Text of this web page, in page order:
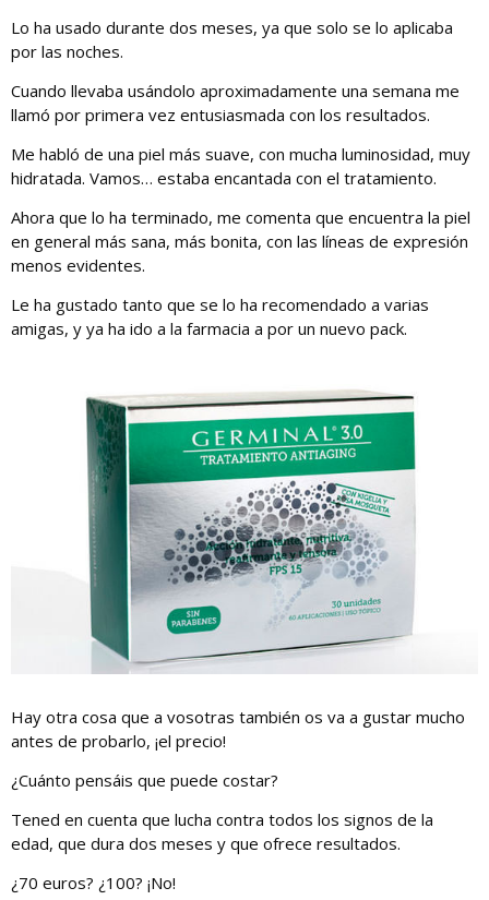
Lo ha usado durante dos meses, ya que solo se lo aplicaba
por las noches.
Cuando llevaba usándolo aproximadamente una semana me
llamó por primera vez entusiasmada con los resultados.
Me habló de una piel más suave, con mucha luminosidad, muy
hidratada. Vamos… estaba encantada con el tratamiento.
Ahora que lo ha terminado, me comenta que encuentra la piel
en general más sana, más bonita, con las líneas de expresión
menos evidentes.
Le ha gustado tanto que se lo ha recomendado a varias
amigas, y ya ha ido a la farmacia a por un nuevo pack.
Hay otra cosa que a vosotras también os va a gustar mucho
antes de probarlo, ¡el precio!
¿Cuánto pensáis que puede costar?
Tened en cuenta que lucha contra todos los signos de la
edad, que dura dos meses y que ofrece resultados.
¿70 euros? ¿100? ¡No!